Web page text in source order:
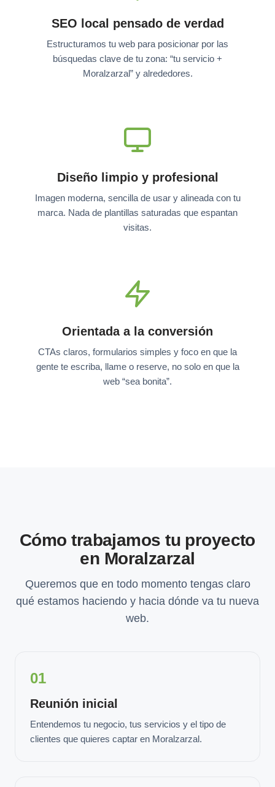
SEO local pensado de verdad
Estructuramos tu web para posicionar por las
búsquedas clave de tu zona: “tu servicio +
Moralzarzal” y alrededores.
Diseño limpio y profesional
Imagen moderna, sencilla de usar y alineada con tu
marca. Nada de plantillas saturadas que espantan
visitas.
Orientada a la conversión
CTAs claros, formularios simples y foco en que la
gente te escriba, llame o reserve, no solo en que la
web “sea bonita”.
Cómo trabajamos tu proyecto
en Moralzarzal
Queremos que en todo momento tengas claro
qué estamos haciendo y hacia dónde va tu nueva
web.
01
Reunión inicial
Entendemos tu negocio, tus servicios y el tipo de
clientes que quieres captar en Moralzarzal.